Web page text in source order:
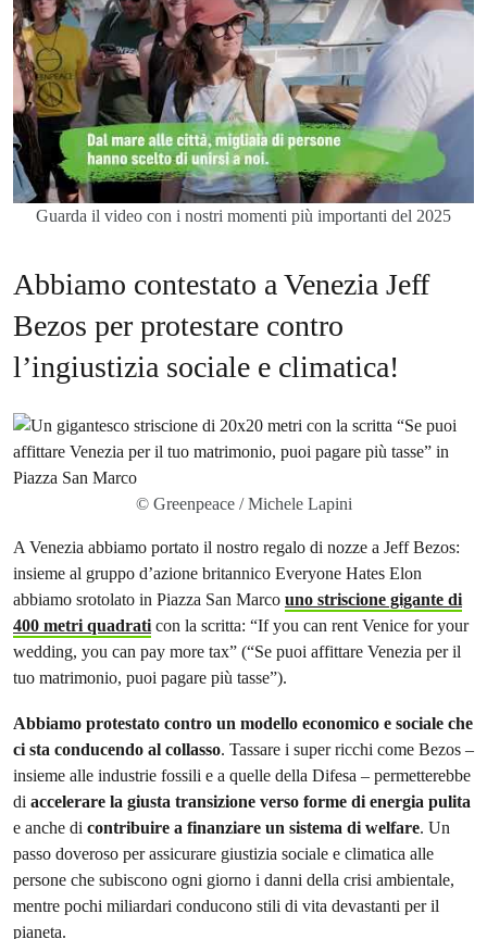
Guarda il video con i nostri momenti più importanti del 2025
Abbiamo contestato a Venezia Jeff
Bezos per protestare contro
l’ingiustizia sociale e climatica!
© Greenpeace / Michele Lapini
A Venezia abbiamo portato il nostro regalo di nozze a Jeff Bezos:
insieme al gruppo d’azione britannico Everyone Hates Elon
abbiamo srotolato in Piazza San Marco uno striscione gigante di
400 metri quadrati con la scritta: “If you can rent Venice for your
wedding, you can pay more tax” (“Se puoi affittare Venezia per il
tuo matrimonio, puoi pagare più tasse”).
Abbiamo protestato contro un modello economico e sociale che
ci sta conducendo al collasso. Tassare i super ricchi come Bezos –
insieme alle industrie fossili e a quelle della Difesa – permetterebbe
di accelerare la giusta transizione verso forme di energia pulita
e anche di contribuire a finanziare un sistema di welfare. Un
passo doveroso per assicurare giustizia sociale e climatica alle
persone che subiscono ogni giorno i danni della crisi ambientale,
mentre pochi miliardari conducono stili di vita devastanti per il
pianeta.